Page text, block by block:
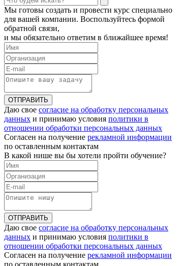
Мы готовы создать и провести курс специально
для вашей компании. Воспользуйтесь формой
обратной связи,
и мы обязательно ответим в ближайшее время!
ОТПРАВИТЬ
Даю свое согласие на обработку персональных
данных и принимаю условия политики в
отношении обработки персональных данных
Согласен на получение рекламной информации
по оставленным контактам
В какой нише вы бы хотели пройти обучение?
ОТПРАВИТЬ
Даю свое согласие на обработку персональных
данных и принимаю условия политики в
отношении обработки персональных данных
Согласен на получение рекламной информации
по оставленным контактам